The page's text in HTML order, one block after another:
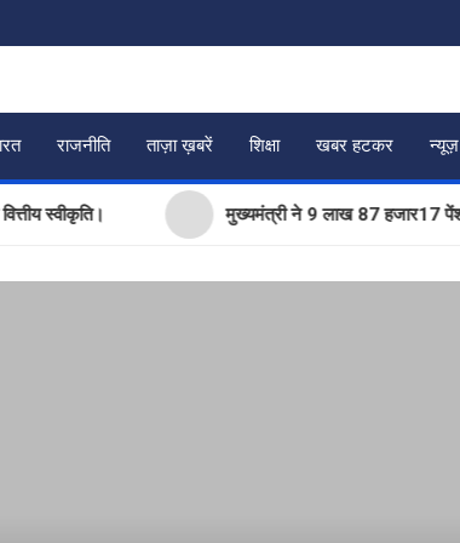
राजनीति ताज़ा ख़बरें शिक्षा खबर हटकर न्यूज़
मुख्यमंत्री ने 9 लाख 87 हजार17 पेंशन